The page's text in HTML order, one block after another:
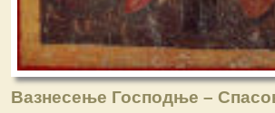
Вазнесење Господње –